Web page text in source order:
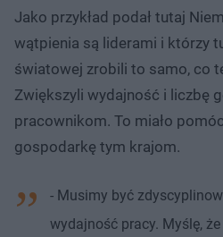
Jako przykład podał tutaj
wątpienia są liderami i którzy
światowej zrobili to samo, co
Zwiększyli wydajność i liczbę
pracownikom. To miało
gospodarkę tym krajom.
- Musimy być
wydajność pracy. Myślę,